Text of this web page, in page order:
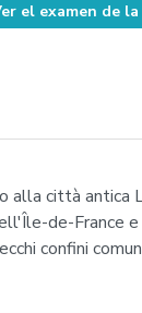
el examen de
alla città
de-France
confini